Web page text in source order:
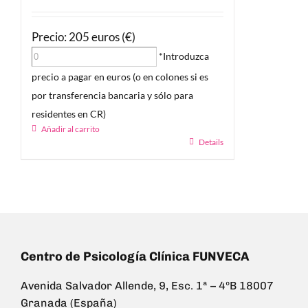
Precio: 205 euros (€)
*Introduzca
precio a pagar en euros (o en colones si es
por transferencia bancaria y sólo para
residentes en CR)
Añadir al carrito
Details
Centro de Psicología Clínica FUNVECA
Avenida Salvador Allende, 9, Esc. 1ª – 4ºB 18007
Granada (España)